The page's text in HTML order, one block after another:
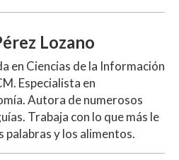
Lozano
en Ciencias de la Información
Especialista en
Autora de numerosos
Trabaja con lo que más le
palabras y los alimentos.